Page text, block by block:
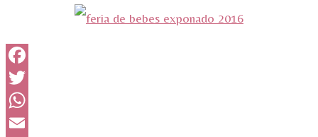
Facebook
Twitter
WhatsApp